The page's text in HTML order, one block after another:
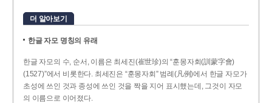
더 알아보기
한글 자모 명칭의 유래
한글 자모의 수, 순서, 이름은 최세진(崔世珍)의 “훈몽자회(訓蒙字會)
(1527)”에서 비롯한다. 최세진은 “훈몽자회” 범례(凡例)에서 한글 자모가
초성에 쓰인 것과 종성에 쓰인 것을 짝을 지어 표시했는데, 그것이 자모
의 이름으로 이어졌다.